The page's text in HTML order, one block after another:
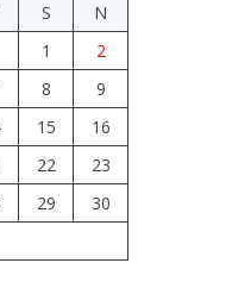
dla
S
N
1
2
8
9
15
16
22
23
29
30